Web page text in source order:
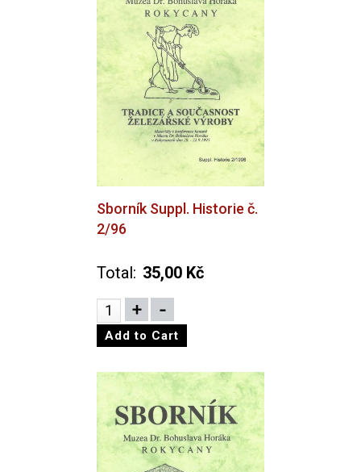
Sborník Suppl. Historie č.
2/96
Total: 35,00 Kč